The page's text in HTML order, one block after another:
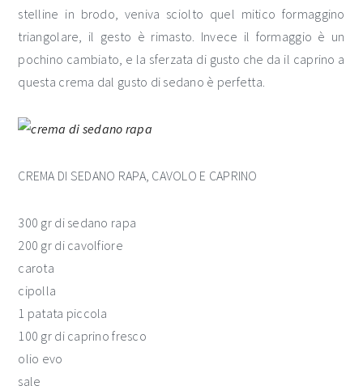
stelline in brodo, veniva sciolto quel mitico formaggino
triangolare, il gesto è rimasto. Invece il formaggio è un
pochino cambiato, e la sferzata di gusto che da il caprino a
questa crema dal gusto di sedano è perfetta.
CREMA DI SEDANO RAPA, CAVOLO E CAPRINO
300 gr di sedano rapa
200 gr di cavolfiore
carota
cipolla
1 patata piccola
100 gr di caprino fresco
olio evo
sale